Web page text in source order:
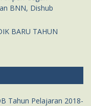
BNN, Dishub
BARU TAHUN
Tahun Pelajaran 2018-